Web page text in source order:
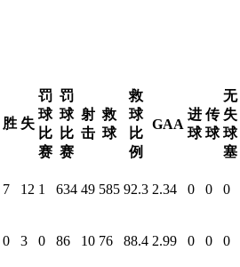
胜 失
罚
球
比
赛
罚
球
比
赛
射
击
救
球
救
球
比
例
GAA
进
球
传
球
无
失
球
塞
7 12 1 634 49 585 92.3 2.34 0 0 0
0 3 0 86 10 76 88.4 2.99 0 0 0